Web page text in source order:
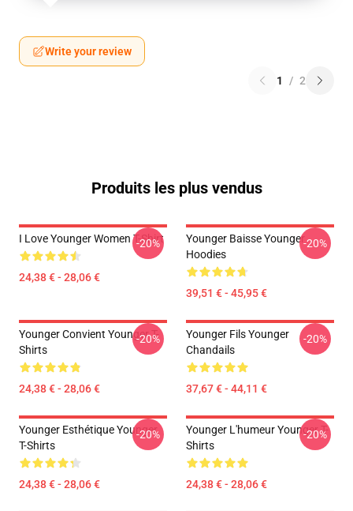
Write your review
1 / 2
Produits les plus vendus
I Love Younger Women T-Shirt
24,38 € - 28,06 €
-20%
Younger Baisse Younger
Hoodies
39,51 € - 45,95 €
-20%
Younger Convient Younger T-
Shirts
24,38 € - 28,06 €
-20%
Younger Fils Younger
Chandails
37,67 € - 44,11 €
-20%
Younger Esthétique Younger
T-Shirts
24,38 € - 28,06 €
-20%
Younger L'humeur Younger T-
Shirts
24,38 € - 28,06 €
-20%